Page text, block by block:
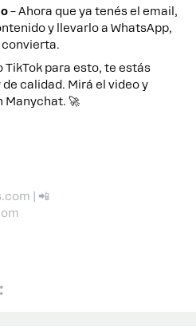
– Ahora que ya tenés el email,
y llevarlo a WhatsApp,
convierta.
TikTok para esto, te estás
calidad. Mirá el video y
Manychat. 🚀
| 📲